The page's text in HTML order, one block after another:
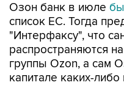
Озон банк в июле
список ЕС. Тогда
"Интерфаксу", что
распространяются
группы Ozon, а сам
капитале каких-